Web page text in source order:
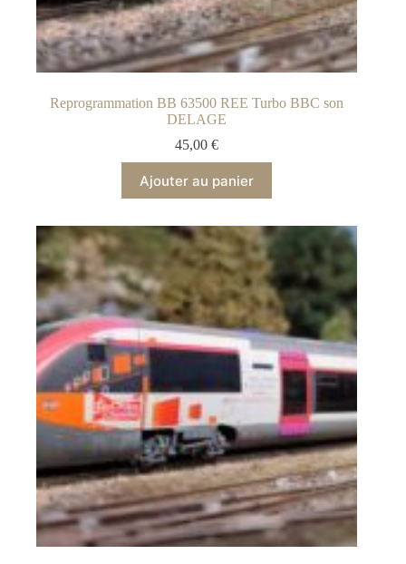
Reprogrammation BB 63500 REE Turbo BBC son
DELAGE
45,00€
Ajouter au panier